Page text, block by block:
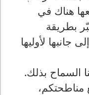
هناك في
بطريقة
جانبها لأوليها
السماح بذلك.